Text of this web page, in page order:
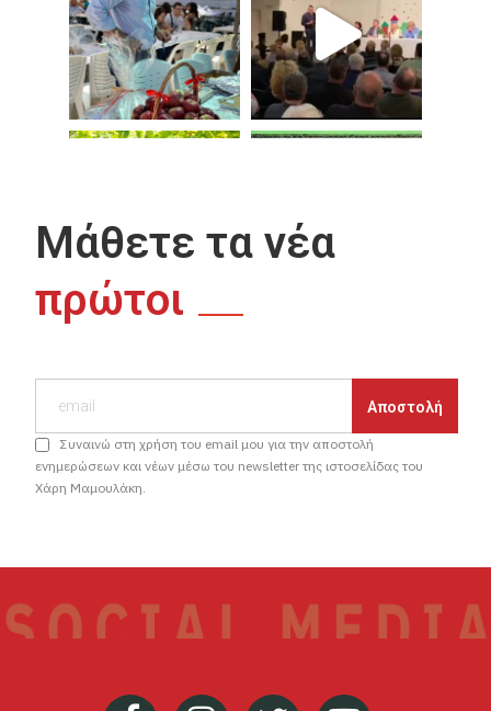
Μάθετε τα νέα
πρώτοι
Συναινώ στη χρήση του email μου για την αποστολή
ενημερώσεων και νέων μέσω του newsletter της ιστοσελίδας του
Χάρη Μαμουλάκη.